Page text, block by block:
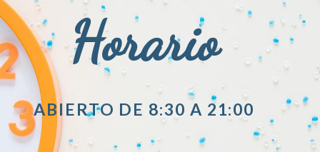
Horario
ABIERTO DE 8:30 A 21:00